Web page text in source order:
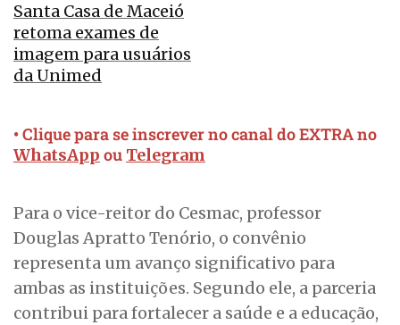
Santa Casa de Maceió
retoma exames de
imagem para usuários
da Unimed
• Clique para se inscrever no canal do EXTRA no
WhatsApp ou Telegram
Para o vice-reitor do Cesmac, professor
Douglas Apratto Tenório, o convênio
representa um avanço significativo para
ambas as instituições. Segundo ele, a parceria
contribui para fortalecer a saúde e a educação,